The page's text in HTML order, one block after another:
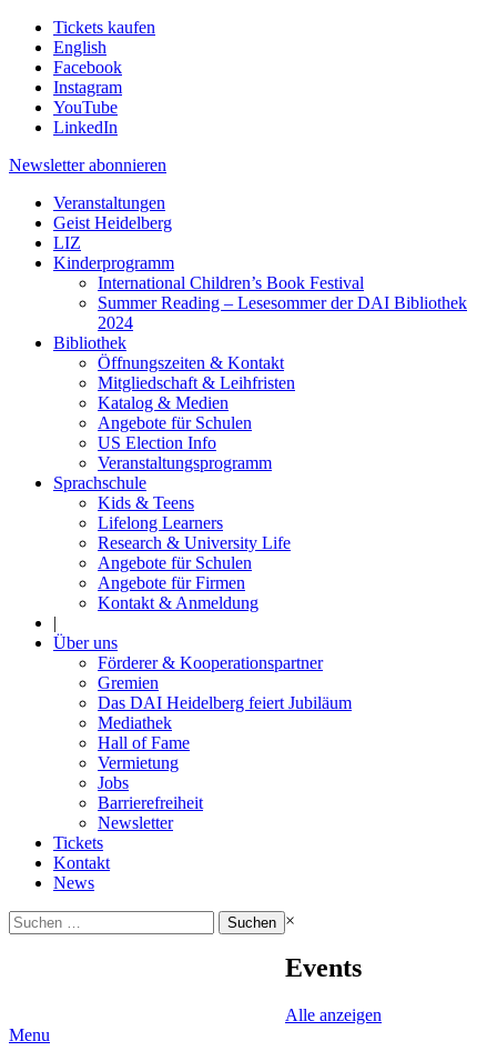
Tickets kaufen
English
Facebook
Instagram
YouTube
LinkedIn
Newsletter abonnieren
Veranstaltungen
Geist Heidelberg
LIZ
Kinderprogramm
International Children’s Book Festival
Summer Reading – Lesesommer der DAI Bibliothek
2024
Bibliothek
Öffnungszeiten & Kontakt
Mitgliedschaft & Leihfristen
Katalog & Medien
Angebote für Schulen
US Election Info
Veranstaltungsprogramm
Sprachschule
Kids & Teens
Lifelong Learners
Research & University Life
Angebote für Schulen
Angebote für Firmen
Kontakt & Anmeldung
|
Über uns
Förderer & Kooperationspartner
Gremien
Das DAI Heidelberg feiert Jubiläum
Mediathek
Hall of Fame
Vermietung
Jobs
Barrierefreiheit
Newsletter
Tickets
Kontakt
News
Suchen
nach:
×
Events
Alle anzeigen
Menu